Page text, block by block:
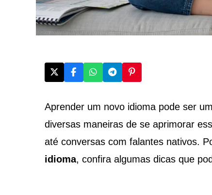
Aprender um novo idioma pode ser
diversas maneiras de se aprimorar
até conversas com falantes nativos.
idioma, confira algumas dicas que